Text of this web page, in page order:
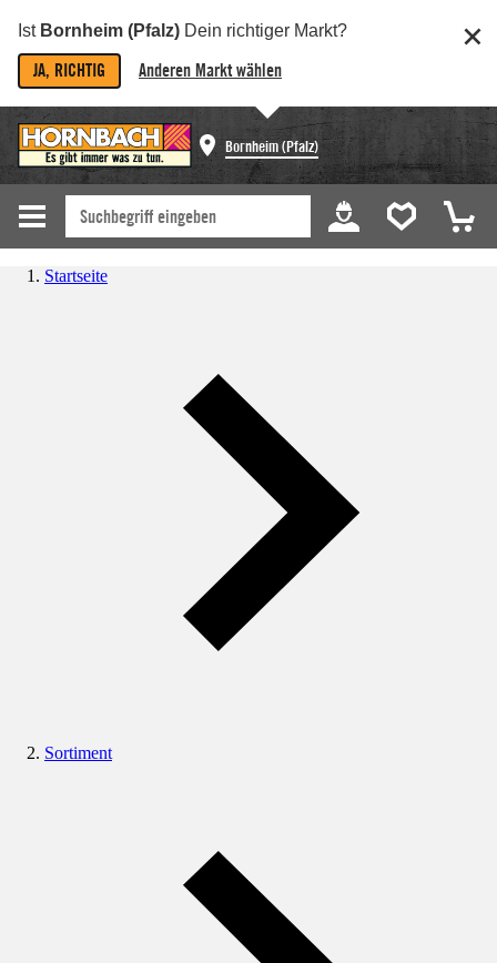
Ist Bornheim (Pfalz) Dein richtiger Markt?
JA, RICHTIG Anderen Markt wählen
Bornheim (Pfalz)
Startseite
Sortiment